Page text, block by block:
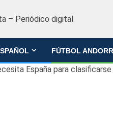
FÚTBOL
España para